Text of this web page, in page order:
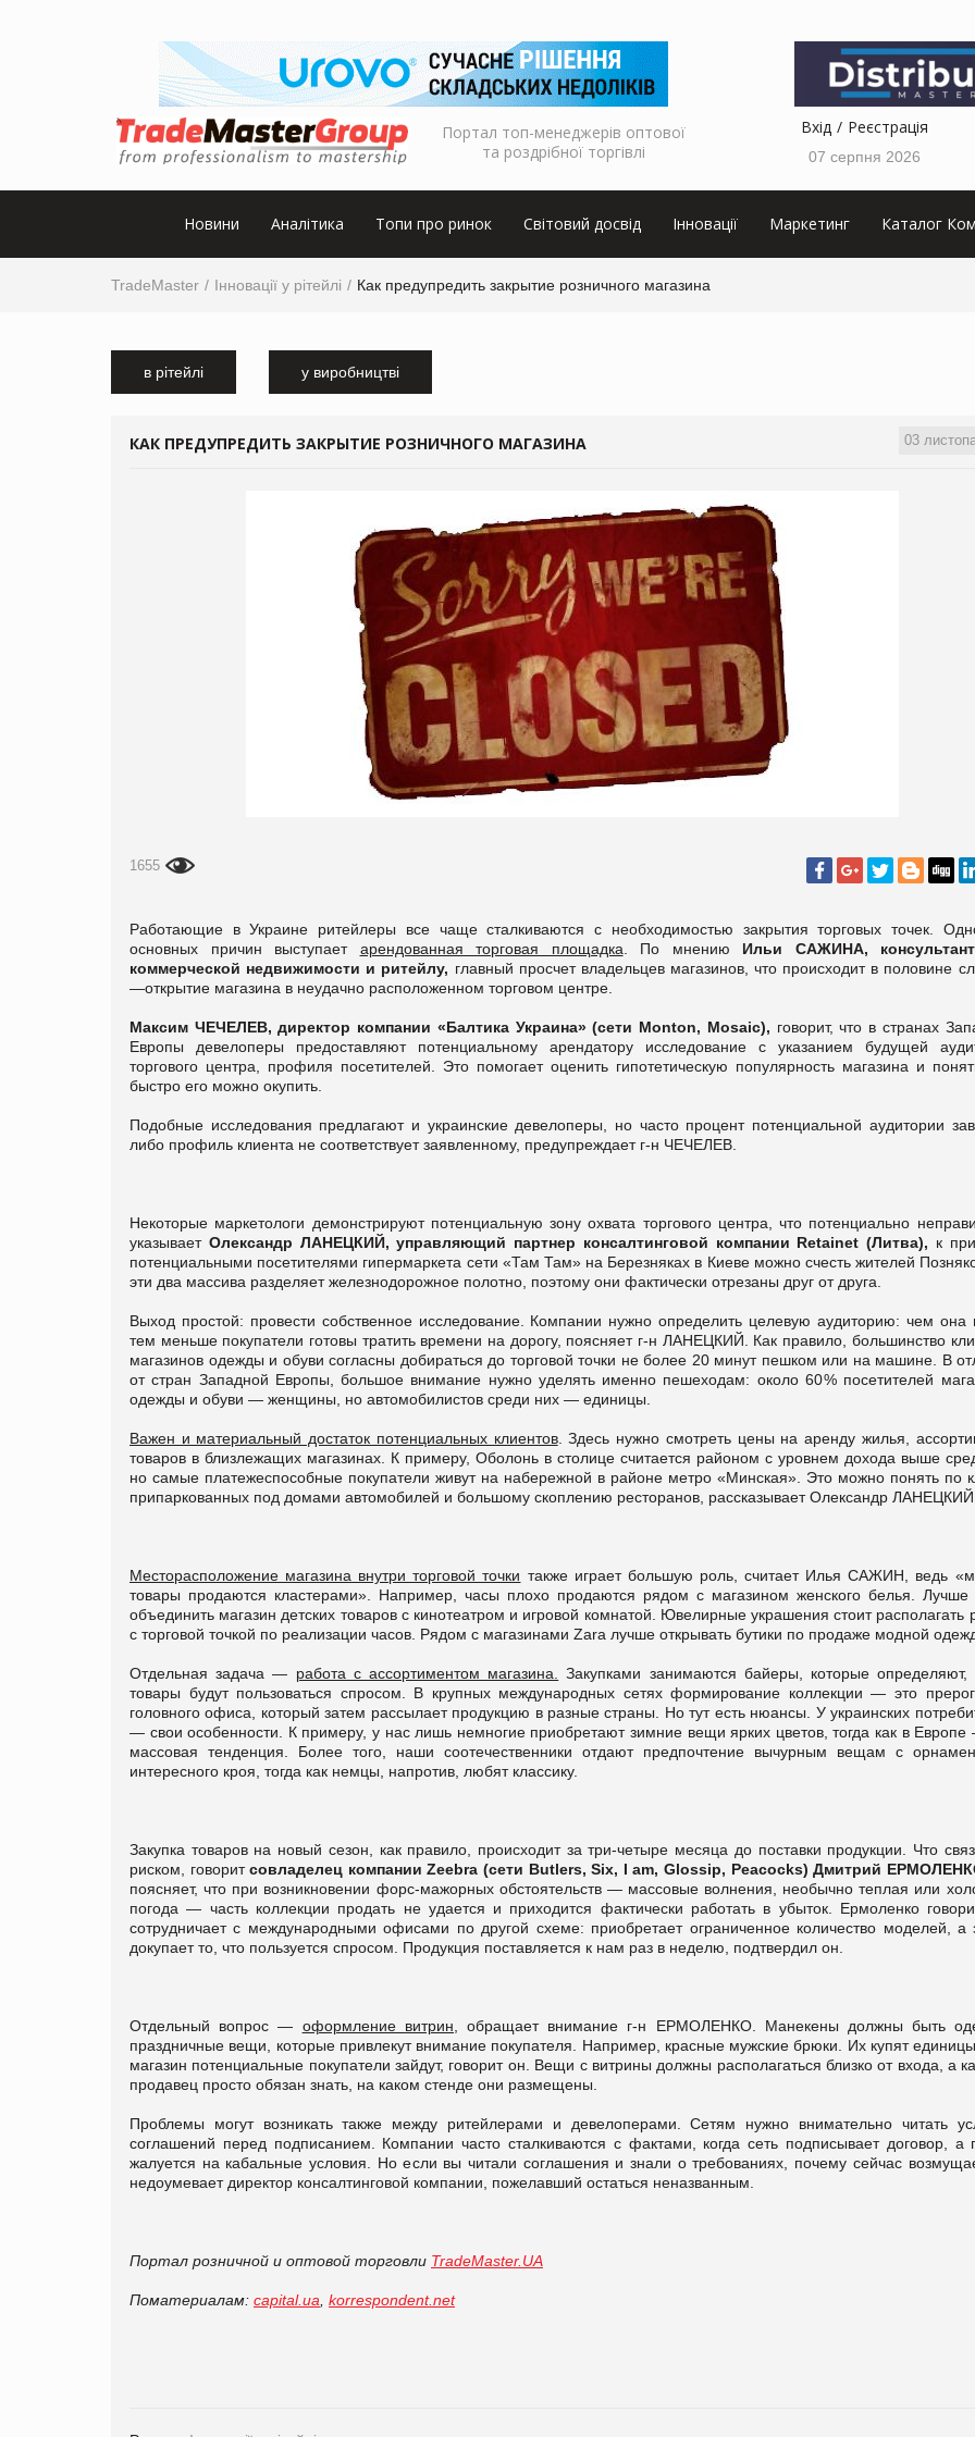
Портал топ-менеджерів оптової
та роздрібної торгівлі
Вхід Реєстрація
07 серпня 2026
Новини Аналітика Топи про ринок Світовий досвід Інновації Маркетинг Каталог
TradeMaster Інновації у рітейлі Как предупредить закрытие розничного магазина
в рітейлі у виробництві
03
КАК ПРЕДУПРЕДИТЬ ЗАКРЫТИЕ РОЗНИЧНОГО МАГАЗИНА
1655
Работающие в Украине ритейлеры все чаще сталкиваются с необходимостью закрытия торговых точек.
основных причин выступает арендованная торговая площадка . По мнению Ильи САЖИНА,
коммерческой недвижимости и ритейлу, главный просчет владельцев магазинов, что происходит в половине
—открытие магазина в неудачно расположенном торговом центре.
Максим ЧЕЧЕЛЕВ, директор компании «Балтика Украина» (сети Monton, Mosaic), говорит, что в странах
Европы девелоперы предоставляют потенциальному арендатору исследование с указанием будущей
торгового центра, профиля посетителей. Это помогает оценить гипотетическую популярность магазина и
быстро его можно окупить.
Подобные исследования предлагают и украинские девелоперы, но часто процент потенциальной аудитории
либо профиль клиента не соответствует заявленному, предупреждает г-н ЧЕЧЕЛЕВ.
Некоторые маркетологи демонстрируют потенциальную зону охвата торгового центра, что потенциально
указывает Олександр ЛАНЕЦКИЙ, управляющий партнер консалтинговой компании Retainet (Литва), к
потенциальными посетителями гипермаркета сети «Там Там» на Березняках в Киеве можно счесть жителей
эти два массива разделяет железнодорожное полотно, поэтому они фактически отрезаны друг от друга.
Выход простой: провести собственное исследование. Компании нужно определить целевую аудиторию: чем она
тем меньше покупатели готовы тратить времени на дорогу, поясняет г-н ЛАНЕЦКИЙ. Как правило, большинство
магазинов одежды и обуви согласны добираться до торговой точки не более 20 минут пешком или на машине. В
от стран Западной Европы, большое внимание нужно уделять именно пешеходам: около 60 % посетителей
одежды и обуви — женщины, но автомобилистов среди них — единицы.
Важен и материальный достаток потенциальных клиентов. Здесь нужно смотреть цены на аренду жилья,
товаров в близлежащих магазинах. К примеру, Оболонь в столице считается районом с уровнем дохода выше
но самые платежеспособные покупатели живут на набережной в районе метро «Минская». Это можно понять по
припаркованных под домами автомобилей и большому скоплению ресторанов, рассказывает Олександр ЛАНЕЦКИЙ.
Месторасположение магазина внутри торговой точки также играет большую роль, считает Илья САЖИН, ведь
товары продаются кластерами». Например, часы плохо продаются рядом с магазином женского белья. Лучше
объединить магазин детских товаров с кинотеатром и игровой комнатой. Ювелирные украшения стоит располагать
с торговой точкой по реализации часов. Рядом с магазинами Zara лучше открывать бутики по продаже модной
Отдельная задача — работа с ассортиментом магазина.
Закупками занимаются байеры, которые определяют,
товары будут пользоваться спросом. В крупных международных сетях формирование коллекции — это
головного офиса, который затем рассылает продукцию в разные страны. Но тут есть нюансы. У украинских
— свои особенности. К примеру, у нас лишь немногие приобретают зимние вещи ярких цветов, тогда как в Европе
массовая тенденция. Более того, наши соотечественники отдают предпочтение вычурным вещам с
интересного кроя, тогда как немцы, напротив, любят классику.
Закупка товаров на новый сезон, как правило, происходит за три-четыре месяца до поставки продукции. Что
риском, говоритсовладелец компании Zeebra (сети Butlers, Six, I am, Glossip, Peacocks) Дмитрий
поясняет, что при возникновении форс-мажорных обстоятельств — массовые волнения, не­обычно теплая или
погода — часть коллекции продать не удается и приходится фактически работать в убыток. Ермоленко
сотрудничает с международными офисами по другой схеме: приобретает ограниченное количество моделей, а
докупает то, что пользуется спросом. Продукция поставляется к нам раз в неделю, подтвердил он.
Отдельный вопрос — оформление витрин,
обращает внимание г-н ЕРМОЛЕНКО. Манекены должны быть
праздничные вещи, которые привлекут внимание покупателя. Например, красные мужские брюки. Их купят
магазин потенциальные покупатели зайдут, говорит он. Вещи с витрины должны располагаться близко от входа, а
продавец просто обязан знать, на каком стенде они размещены.
Проблемы могут возникать также между ритейлерами и девелоперами. Сетям нужно внимательно читать
соглашений перед подписанием. Компании часто сталкиваются с фактами, когда сеть подписывает договор, а
жалуется на кабальные условия. Но если вы читали соглашения и знали о требованиях, почему сейчас
недоумевает директор консалтинговой компании, пожелавший остаться неназванным.
Портал розничной и оптовой торговли TradeMaster.UA
Поматериалам: capital.ua korrespondent.net